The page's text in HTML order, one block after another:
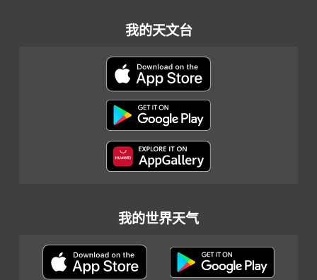
我的天文台
我的世界天气